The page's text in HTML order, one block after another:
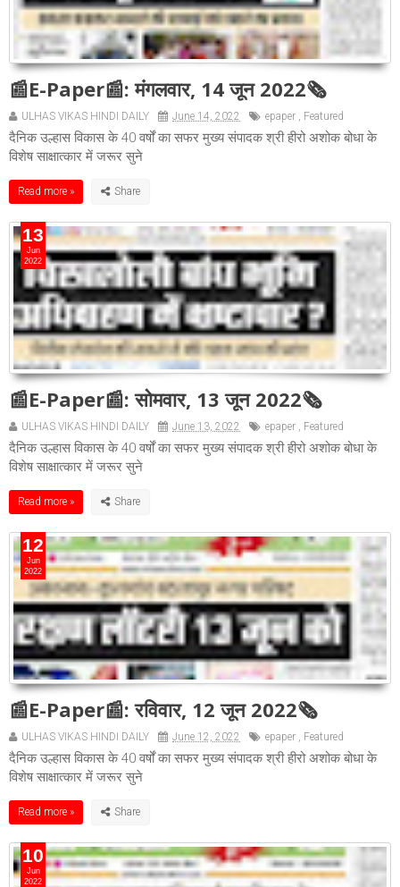
📰E-Paper📰: मंगलवार, 14 जून 2022🗞
ULHAS VIKAS HINDI DAILY June 14, 2022 epaper Featured
दैनिक उल्हास विकास के 40 वर्षों का सफर मुख्य संपादक श्री हीरो अशोक बोधा के
विशेष साक्षात्कार में जरूर सुने
Read more »
📰E-Paper📰: सोमवार, 13 जून 2022🗞
ULHAS VIKAS HINDI DAILY June 13, 2022 epaper Featured
दैनिक उल्हास विकास के 40 वर्षों का सफर मुख्य संपादक श्री हीरो अशोक बोधा के
विशेष साक्षात्कार में जरूर सुने
Read more »
13
Jun
2022
📰E-Paper📰: रविवार, 12 जून 2022🗞
ULHAS VIKAS HINDI DAILY June 12, 2022 epaper Featured
दैनिक उल्हास विकास के 40 वर्षों का सफर मुख्य संपादक श्री हीरो अशोक बोधा के
विशेष साक्षात्कार में जरूर सुने
Read more »
12
Jun
2022
10
Jun
2022